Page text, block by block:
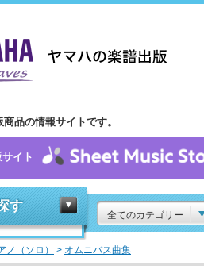
品の情報サイトです。
イト
す
全てのカテゴリー
ノ（ソロ） > オムニバス曲集